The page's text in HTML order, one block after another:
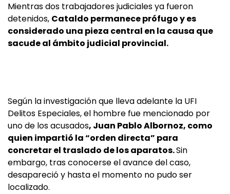
Mientras dos trabajadores judiciales ya fueron
detenidos, Cataldo permanece prófugo y es
considerado una pieza central en la causa que
sacude al ámbito judicial provincial.
Según la investigación que lleva adelante la UFI
Delitos Especiales, el hombre fue mencionado por
uno de los acusados, Juan Pablo Albornoz, como
quien impartió la “orden directa” para
concretar el traslado de los aparatos.Sin
embargo, tras conocerse el avance del caso,
desapareció y hasta el momento no pudo ser
localizado.